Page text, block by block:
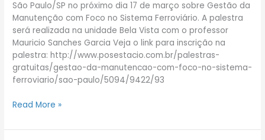
São Paulo/SP no próximo dia 17 de março sobre Gestão da
Manutenção com Foco no Sistema Ferroviário. A palestra
será realizada na unidade Bela Vista com o professor
Mauricio Sanches Garcia Veja o link para inscrição na
palestra: http://www.posestacio.com.br/palestras-
gratuitas/gestao-da-manutencao-com-foco-no-sistema-
ferroviario/sao-paulo/5094/9422/93
Read More »